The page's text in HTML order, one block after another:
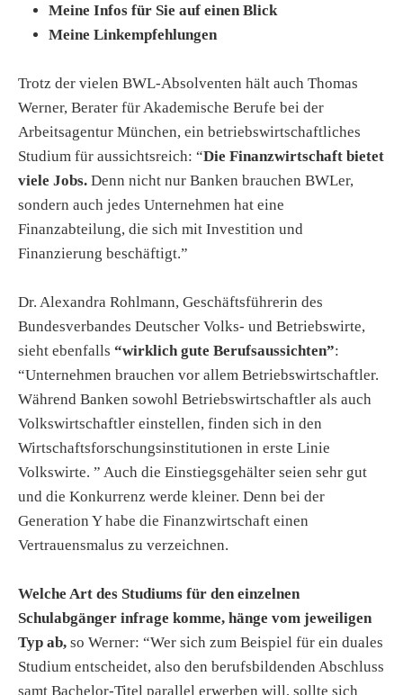
Meine Infos für Sie auf einen Blick
Meine Linkempfehlungen
Trotz der vielen BWL-Absolventen hält auch Thomas
Werner, Berater für Akademische Berufe bei der
Arbeitsagentur München, ein betriebswirtschaftliches
Studium für aussichtsreich: “Die Finanzwirtschaft bietet
viele Jobs. Denn nicht nur Banken brauchen BWLer,
sondern auch jedes Unternehmen hat eine
Finanzabteilung, die sich mit Investition und
Finanzierung beschäftigt.”
Dr. Alexandra Rohlmann, Geschäftsführerin des
Bundesverbandes Deutscher Volks- und Betriebswirte,
sieht ebenfalls “wirklich gute Berufsaussichten”:
“Unternehmen brauchen vor allem Betriebswirtschaftler.
Während Banken sowohl Betriebswirtschaftler als auch
Volkswirtschaftler einstellen, finden sich in den
Wirtschaftsforschungsinstitutionen in erste Linie
Volkswirte. ” Auch die Einstiegsgehälter seien sehr gut
und die Konkurrenz werde kleiner. Denn bei der
Generation Y habe die Finanzwirtschaft einen
Vertrauensmalus zu verzeichnen.
Welche Art des Studiums für den einzelnen
Schulabgänger infrage komme, hänge vom jeweiligen
Typ ab, so Werner: “Wer sich zum Beispiel für ein duales
Studium entscheidet, also den berufsbildenden Abschluss
samt Bachelor-Titel parallel erwerben will, sollte sich